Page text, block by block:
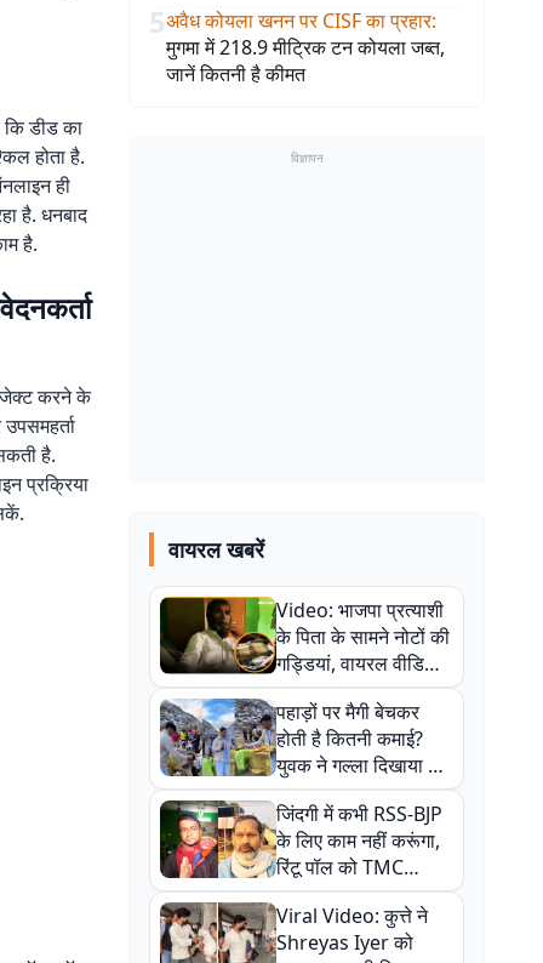
डीड का
होता है.
ही
है. धनबाद
है.
करने के
है.
प्रक्रिया
5अवैध कोयला खनन पर CISF का प्रहार:
मुगमा में 218.9 मीट्रिक टन कोयला जब्त,
जानें कितनी है कीमत
विज्ञापन
वायरल खबरें
Video: भाजपा प्रत्याशी
के पिता के सामने नोटों की
गड्डियां, वायरल वीडियो
से राजनीति में उबाल,
अजित महतो बोले- TMC
की गंदी चाल
पहाड़ों पर मैगी बेचकर
होती है कितनी कमाई?
युवक ने गल्ला दिखाया तो
नौकरी वालों के खड़े हो गए
कान
जिंदगी में कभी RSS-BJP
के लिए काम नहीं करूंगा,
रिंटू पॉल को TMC
ऑफिस में ले जाकर पीटा,
Video वायरल
Viral Video: कुत्ते ने
Shreyas Iyer को